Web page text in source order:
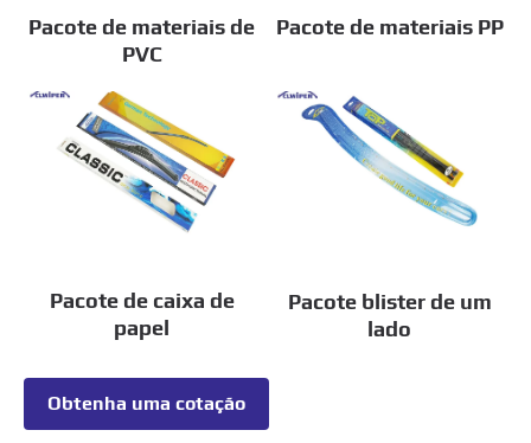
Pacote de materiais de
PVC
Pacote de materiais PP
Pacote de caixa de
papel
Pacote blister de um
lado
Obtenha uma cotação